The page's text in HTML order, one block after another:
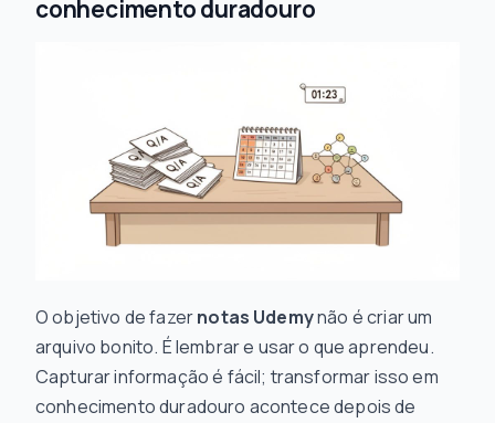
conhecimento duradouro
O objetivo de fazernotas Udemynão é criar um
arquivo bonito. Élembrare usaro que aprendeu.
Capturar informação é fácil; transformar isso em
conhecimento duradouro acontece depois de